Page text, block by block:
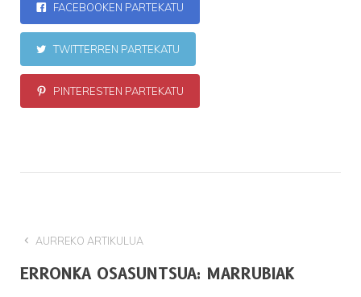
FACEBOOKEN PARTEKATU
TWITTERREN PARTEKATU
PINTERESTEN PARTEKATU
AURREKO ARTIKULUA
ERRONKA OSASUNTSUA: MARRUBIAK